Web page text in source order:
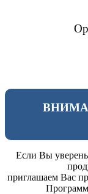
Если Вы
приглашаем Вас